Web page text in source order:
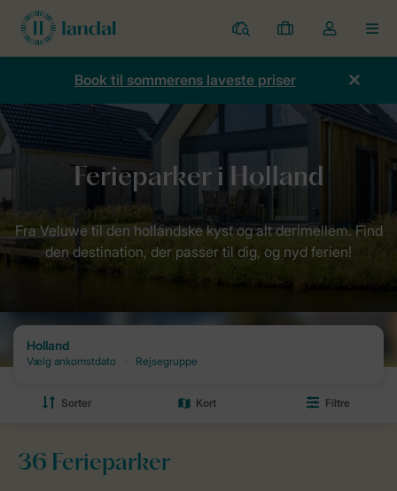
Parker
Mine
bookinger
Toggle
the
dropdown
Book til sommerens laveste priser
Forside Destinationer: Din destination med Landal